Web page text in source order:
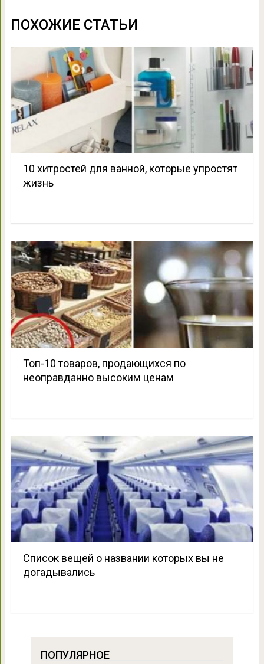
ПОХОЖИЕ СТАТЬИ
10 хитростей для ванной, которые упростят
жизнь
Топ-10 товаров, продающихся по
неоправданно высоким ценам
Список вещей о названии которых вы не
догадывались
ПОПУЛЯРНОЕ